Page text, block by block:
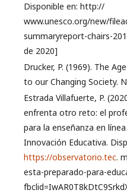
Disponible en: http://
www.unesco.org/new/
summaryreport-chairs-
de 2020]
Drucker, P. (1969). The
to our Changing Society.
Estrada Villafuerte, P.
enfrenta otro reto: el
para la enseñanza en
Innovación Educativa.
https://observatorio.tec.
esta-preparado-para-